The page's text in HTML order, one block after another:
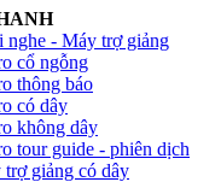
nghe - Máy trợ giảng
cổ ngỗng
thông báo
có dây
không dây
tour guide - phiên dịch
trợ giảng có dây